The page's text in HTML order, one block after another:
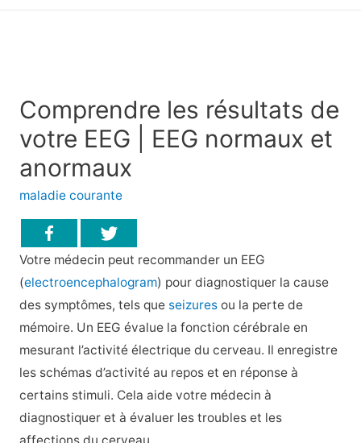
Comprendre les résultats de
votre EEG | EEG normaux et
anormaux
maladie courante
Votre médecin peut recommander un EEG
(electroencephalogram) pour diagnostiquer la cause
des symptômes, tels que seizuresou la perte de
mémoire. Un EEG évalue la fonction cérébrale en
mesurant l’activité électrique du cerveau. Il enregistre
les schémas d’activité au repos et en réponse à
certains stimuli. Cela aide votre médecin à
diagnostiquer et à évaluer les troubles et les